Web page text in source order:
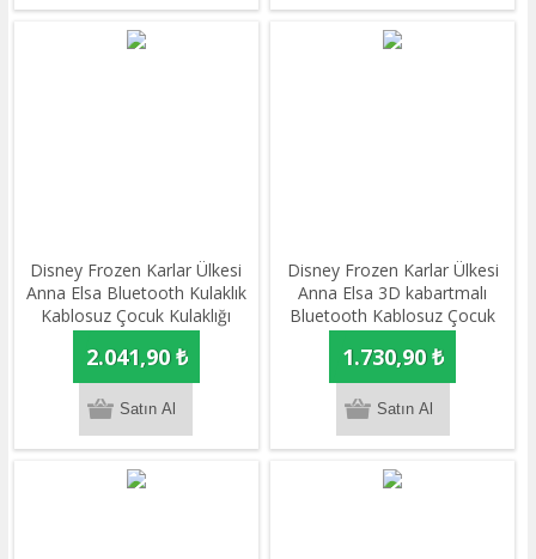
Disney Frozen Karlar Ülkesi
Anna Elsa Bluetooth Kulaklık
Kablosuz Çocuk Kulaklığı
Lisanslı
2.041,90 ₺
Disney Frozen Karlar Ülkesi
Anna Elsa 3D kabartmalı
Bluetooth Kablosuz Çocuk
Kulaklığı Lisanslı
1.730,90 ₺